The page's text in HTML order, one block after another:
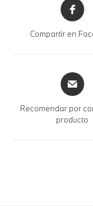
Compartir en
Recomendar por
producto